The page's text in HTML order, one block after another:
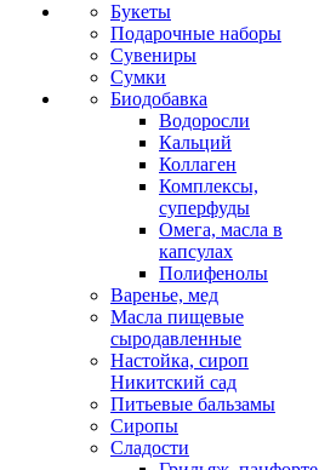
Букеты
Подарочные наборы
Сувениры
Сумки
Биодобавка
Водоросли
Кальций
Коллаген
Комплексы,
суперфуды
Омега, масла в
капсулах
Полифенолы
Варенье, мед
Масла пищевые
сыродавленные
Настойка, сироп
Никитский сад
Питьевые бальзамы
Сиропы
Сладости